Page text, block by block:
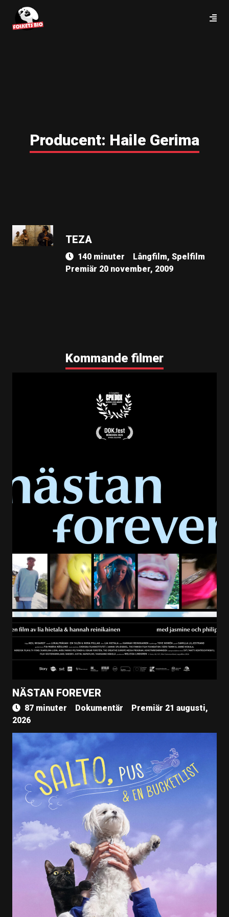
Producent: Haile Gerima
TEZA
140 minuter
Långfilm, Spelfilm
Premiär 20 november, 2009
Kommande filmer
NÄSTAN FOREVER
87 minuter Dokumentär
Premiär 21 augusti,
2026